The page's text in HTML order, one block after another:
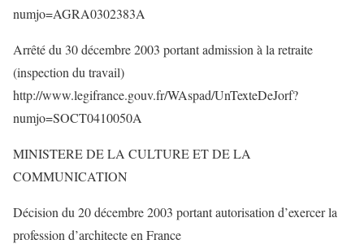
numjo=AGRA0302383A
Arrêté du 30 décembre 2003 portant admission à la retraite
(inspection du travail)
http://www.legifrance.gouv.fr/WAspad/UnTexteDeJorf?
numjo=SOCT0410050A
MINISTERE DE LA CULTURE ET DE LA
COMMUNICATION
Décision du 20 décembre 2003 portant autorisation d’exercer la
profession d’architecte en France